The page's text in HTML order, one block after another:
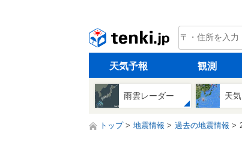
tenki.jp
天気予報 観測
雨雲レーダー 天
トップ 地震情報 過去の地震情報